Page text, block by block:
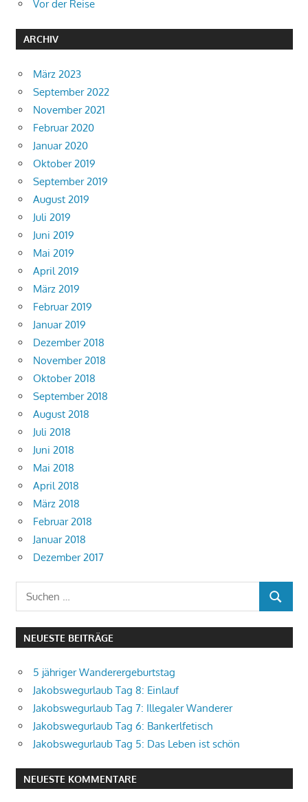
Vor der Reise
ARCHIV
März 2023
September 2022
November 2021
Februar 2020
Januar 2020
Oktober 2019
September 2019
August 2019
Juli 2019
Juni 2019
Mai 2019
April 2019
März 2019
Februar 2019
Januar 2019
Dezember 2018
November 2018
Oktober 2018
September 2018
August 2018
Juli 2018
Juni 2018
Mai 2018
April 2018
März 2018
Februar 2018
Januar 2018
Dezember 2017
Suchen
nach:
SUCHEN
NEUESTE BEITRÄGE
5 jähriger Wanderergeburtstag
Jakobswegurlaub Tag 8: Einlauf
Jakobswegurlaub Tag 7: Illegaler Wanderer
Jakobswegurlaub Tag 6: Bankerlfetisch
Jakobswegurlaub Tag 5: Das Leben ist schön
NEUESTE KOMMENTARE